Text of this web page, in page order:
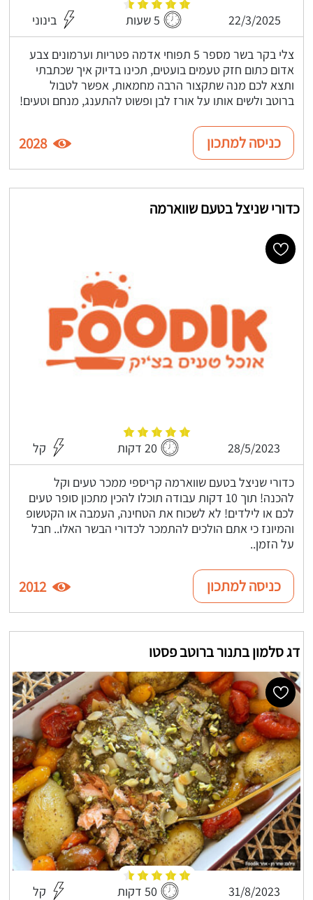
22/3/2025 5 שעות בינוני
צלי בקר בשר מספר 5 תפוחי אדמה פטריות וערמונים צבע
אדום כתום חזק טעמים בועטים, תכינו בדיוק איך שכתבתי
ותצא לכם מנה שתקצור הרבה מחמאות, אפשר לטבול
ברוטב ולשים אותו על אורז לבן ופשוט להתענג, מנחם וטעים!
כניסה למתכון 2028
כדורי שניצל בטעם שווארמה
28/5/2023 20 דקות קל
כדורי שניצל בטעם שווארמה קריספי ממכר טעים וקל
להכנה! תוך 10 דקות עבודה תוכלו להכין מתכון סופר טעים
לכם או לילדים! לא לשכוח את הטחינה, העמבה או הקטשופ
והמיונז כי אתם הולכים להתמכר לכדורי הבשר האלו.. חבל
על הזמן..
כניסה למתכון 2012
דג סלמון בתנור ברוטב פסטו
31/8/2023 50 דקות קל